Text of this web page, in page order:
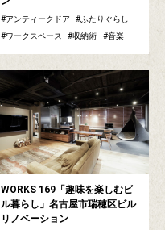
アンティークドア
ふたりぐらし
ワークスペース
収納術 音楽
WORKS 169「趣味を楽しむビ
ル暮らし」名古屋市瑞穂区ビル
リノベーション